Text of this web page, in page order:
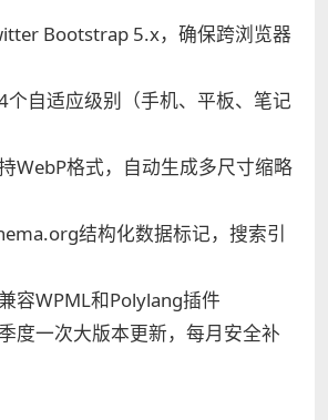
Bootstrap 5.x，确保跨浏览器
个自适应级别（手机、平板、笔记
WebP格式，自动生成多尺寸缩略
结构化数据标记，搜索引
兼容WPML和Polylang插件
度一次大版本更新，每月安全补